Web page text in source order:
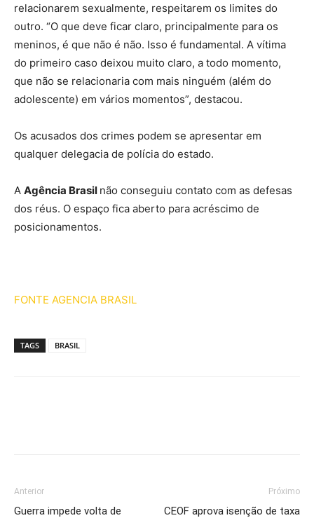
relacionarem sexualmente, respeitarem os limites do
outro. “O que deve ficar claro, principalmente para os
meninos, é que não é não. Isso é fundamental. A vítima
do primeiro caso deixou muito claro, a todo momento,
que não se relacionaria com mais ninguém (além do
adolescente) em vários momentos”, destacou.
Os acusados dos crimes podem se apresentar em
qualquer delegacia de polícia do estado.
A Agência Brasil não conseguiu contato com as defesas
dos réus. O espaço fica aberto para acréscimo de
posicionamentos.
FONTE AGENCIA BRASIL
TAGS BRASIL
Anterior
Guerra impede volta de
Próximo
CEOF aprova isenção de taxa